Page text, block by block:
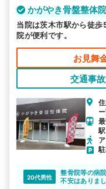
かがやき骨盤整体
当院は茨木市駅から徒
院が便利です。
お見舞
交通事
駅
20代男性
整骨院等の病
不安はありま